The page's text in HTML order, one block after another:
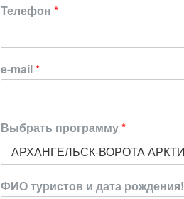
Телефон *
e-mail*
Выбрать программу*
ФИО туристов и дата рождения!